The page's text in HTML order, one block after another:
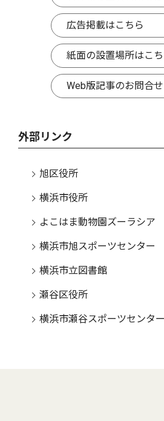
広告掲載はこちら
紙面の設置場所はこ
Web版記事のお問合
外部リンク
旭区役所
横浜市役所
よこはま動物園ズーラシア
横浜市旭スポーツセンター
横浜市立図書館
瀬谷区役所
横浜市瀬谷スポーツセンター